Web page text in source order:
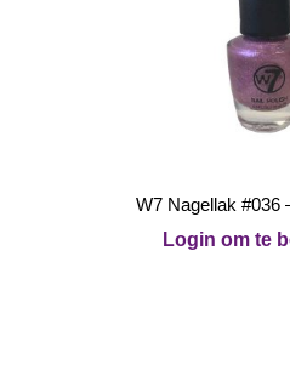
W7 Nagellak #036
Login om te